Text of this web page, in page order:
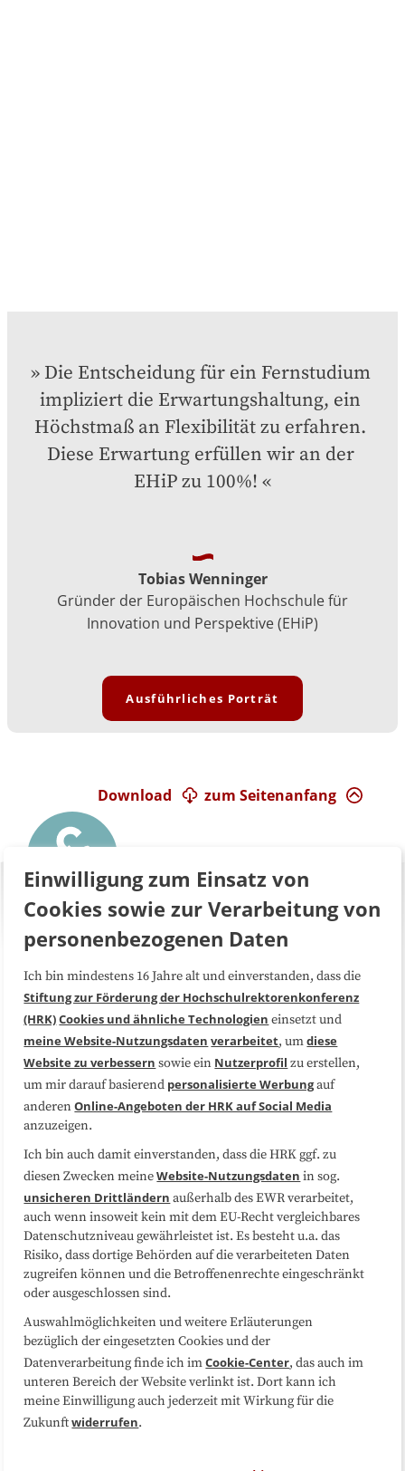
Die Entscheidung für ein Fernstudium
impliziert die Erwartungshaltung, ein
Höchstmaß an Flexibilität zu erfahren.
Diese Erwartung erfüllen wir an der
EHiP zu 100%!
Tobias Wenninger
Gründer der Europäischen Hochschule für
Innovation und Perspektive (EHiP)
Ausführliches Porträt
zum Seitenanfang
Download
Über uns FAQ
Medienarbeit Kooperationen
Datenschutzerklärung Impressum
Sitemap
Folgen Sie uns
Einwilligung zum Einsatz von
Cookies sowie zur Verarbeitung von
personenbezogenen Daten
Ich bin mindestens 16 Jahre alt und einverstanden, dass die
Stiftung zur Förderung der Hochschulrektorenkonferenz
(HRK)Cookies und ähnliche Technologien einsetzt und
meine Website-Nutzungsdaten verarbeitet, umdiese
Website zu verbessern sowie ein Nutzerprofil zu erstellen,
um mir darauf basierend personalisierte Werbungauf
anderenOnline-Angeboten der HRK auf Social Media
anzuzeigen.
Ich bin auch damit einverstanden, dass die HRK ggf. zu
diesen Zwecken meineWebsite-Nutzungsdaten in sog.
unsicheren Drittländern außerhalb des EWR verarbeitet,
auch wenn insoweit kein mit dem EU-Recht vergleichbares
Datenschutzniveau gewährleistet ist. Es besteht u.a. das
Risiko, dass dortige Behörden auf die verarbeiteten Daten
zugreifen können und die Betroffenenrechte eingeschränkt
oder ausgeschlossen sind.
Auswahlmöglichkeiten und weitere Erläuterungen
bezüglich der eingesetzten Cookies und der
Datenverarbeitung finde ich imCookie-Center, das auch im
unteren Bereich der Website verlinkt ist. Dort kann ich
meine Einwilligung auch jederzeit mit Wirkung für die
Zukunftwiderrufen.